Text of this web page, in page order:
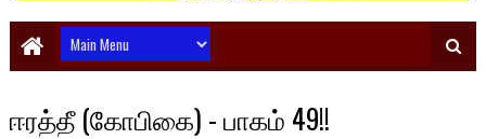
ஈரத்தீ (கோபிகை) - பாகம் 49!!